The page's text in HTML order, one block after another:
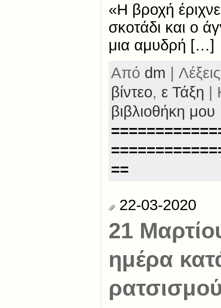
«Η βροχή
σκοτάδι και ο
μια αμυδρή […]
Από dm |
βίντεο, ε Τάξη |
βιβλιοθήκη μου
==
22-03-2020
21
ημέρα